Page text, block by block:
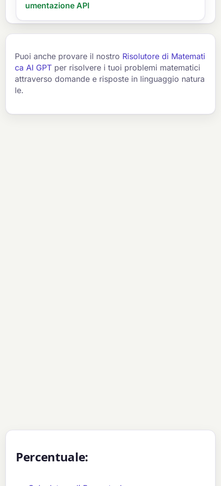
umentazione API
Puoi anche provare il nostro Risolutore di Matemati
ca AI GPT per risolvere i tuoi problemi matematici
attraverso domande e risposte in linguaggio natura
le.
Percentuale: